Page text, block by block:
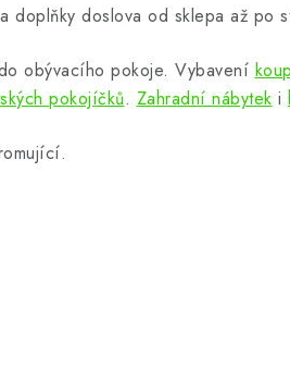
doplňky doslova od sklepa až po
obývacího pokoje. Vybavení
pokojíčků. Zahradní nábytek i